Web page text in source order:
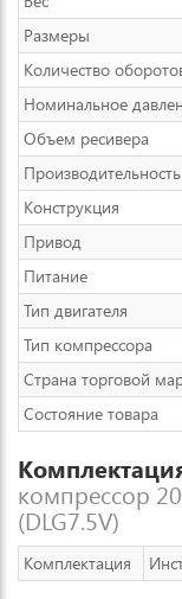
Размеры
Количество
Номинальное
Объем ресивера
Производительность
Конструкция
Привод
Питание
Тип двигателя
Тип компрессора
Страна торговой
Состояние товара
компрессор
(DLG7.5V)
Комплектация